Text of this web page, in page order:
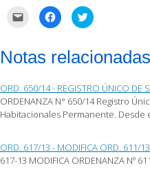
correo
electrónico
amigo
(Se
abre
en
Haz
clic
Facebook
(Se
una
ventana
nueva)
Haz
clic
en
Twitter
(Se
una
ventana
nueva)
Notas relacionadas
ORD. 650/14 - REGISTRO ÚNICO DE
ORDENANZA N° 650/14 Registro
Habitacionales Permanente. Desde
ORD. 617/13 - MODIFICA ORD. 611/13
617-13 MODIFICA ORDENANZA Nº